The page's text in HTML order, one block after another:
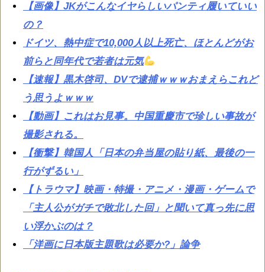
【画像】JKがこんなイヤらしいパンティ履いていい
の？
ドイツ、熱中症で10,000人以上死亡、ほとんどがお
前らと同年代で若者は元気
【速報】黒木啓司、DVで逮捕ｗｗｗおまえらこれど
う思うよｗｗｗ
【動画】これはお見事。中国重慶市で珍しい事故が
撮影される。
【衝撃】韓国人「日本の弁当屋の貼り紙、最後の一
行がずるい」
【トラウマ】映画・特撮・アニメ・漫画・ゲームで
「主人公がガチで敗北した回」と聞いて真っ先に思
い浮かぶのは？
「洋画に日本版主題歌は必要か?」論争